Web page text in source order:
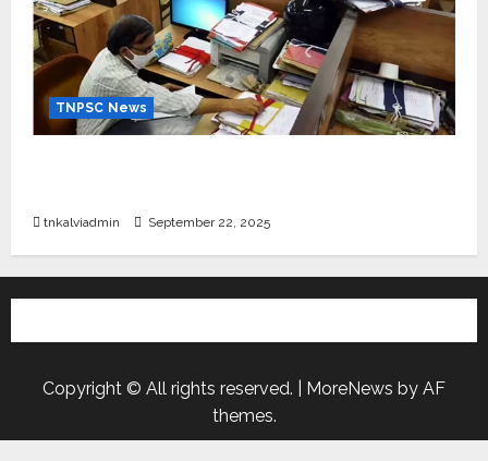
TNPSC News
tnkalviadmin September 22, 2025
Copyright © All rights reserved. MoreNews by AF
themes.